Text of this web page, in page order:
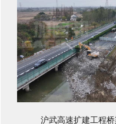
沪武高速扩建工程